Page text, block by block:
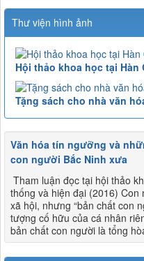
Thư viện hình ảnh
Hội thảo khoa học tại Hàn
Tặng sách cho nhà văn
Văn hóa tín ngưỡng và
con người Bắc Ninh xưa
Tham luận đọc tại hội thảo
thống và hiện đại (2016)
xã hội, nhưng “bản chất con
tượng cố hữu của cá nhân
bản chất con người là tổng